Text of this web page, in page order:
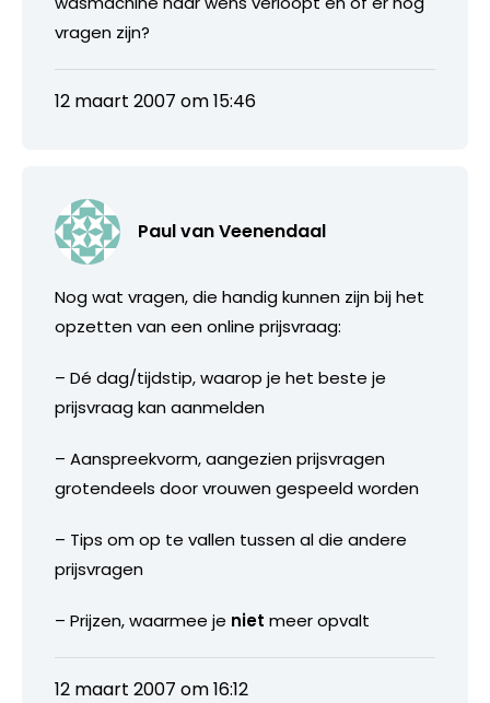
vragen zijn?
12 maart 2007 om 15:46
Paul van Veenendaal
Nog wat vragen, die handig kunnen zijn bij het
opzetten van een online prijsvraag:
– Dé dag/tijdstip, waarop je het beste je
prijsvraag kan aanmelden
– Aanspreekvorm, aangezien prijsvragen
grotendeels door vrouwen gespeeld worden
– Tips om op te vallen tussen al die andere
prijsvragen
– Prijzen, waarmee je niet meer opvalt
12 maart 2007 om 16:12